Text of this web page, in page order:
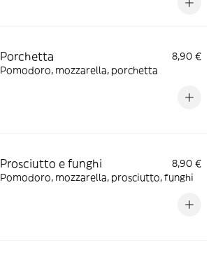
Porchetta
8,90 €
Pomodoro, mozzarella, porchetta
Prosciutto e funghi
8,90 €
Pomodoro, mozzarella, prosciutto, funghi